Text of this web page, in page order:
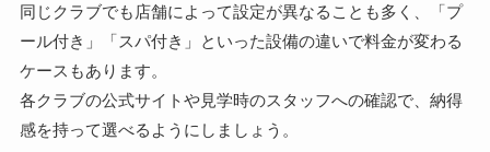
同じクラブでも店舗によって設定が異なることも多く、「プ
ール付き」「スパ付き」といった設備の違いで料金が変わる
ケースもあります。
各クラブの公式サイトや見学時のスタッフへの確認で、納得
感を持って選べるようにしましょう。